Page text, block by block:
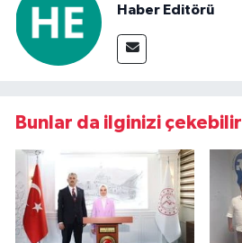
Haber Editörü
Bunlar da ilginizi çekebilir